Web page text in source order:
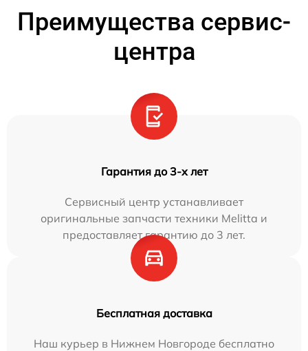
Преимущества сервис-
центра
Гарантия до 3-х лет
Сервисный центр устанавливает
оригинальные запчасти техники Melitta и
предоставляет гарантию до 3 лет.
Бесплатная доставка
Наш курьер в Нижнем Новгороде бесплатно